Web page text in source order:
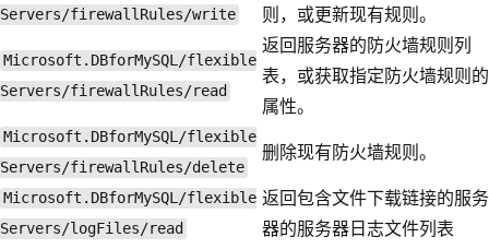
Servers/firewallRules/write
则，或更新现有规则。
Microsoft.DBforMySQL/flexible
Servers/firewallRules/read
返回服务器的防火墙规则列
表，或获取指定防火墙规则的
属性。
Microsoft.DBforMySQL/flexible
Servers/firewallRules/delete
删除现有防火墙规则。
Microsoft.DBforMySQL/flexible
Servers/logFiles/read
返回包含文件下载链接的服务
器的服务器日志文件列表